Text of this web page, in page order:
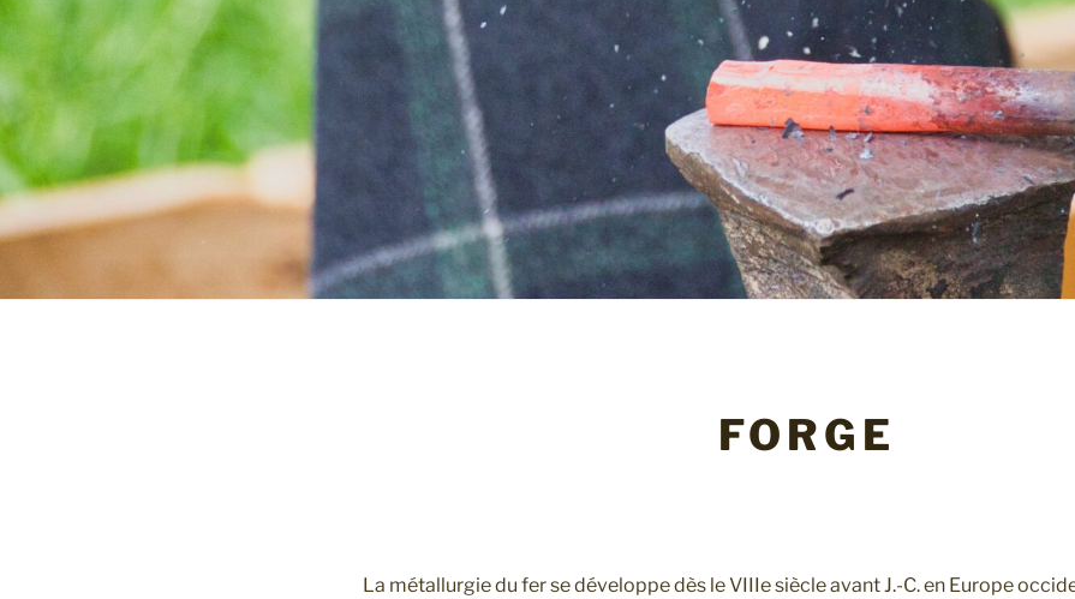
FORGE
La métallurgie du fer se développe dès le VIIIe siècle avant J.-C. en Europe